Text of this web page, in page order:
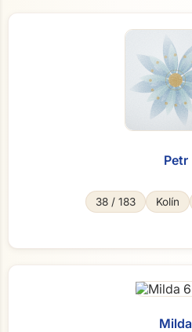
Petr
38 / 183 Kolín
Milda